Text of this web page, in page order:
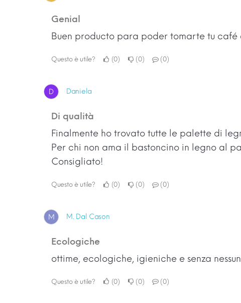
Genial
Buen producto para poder tomarte tu café
Questo è utile? 0 0 0
D Daniela
Di qualità
Finalmente ho trovato tutte le palette di
Per chi non ama il bastoncino in legno al
Consigliato!
Questo è utile? 0 0 0
M M. Dal Cason
ecologiche
ottime, ecologiche, igieniche e senza
Questo è utile? 0 0 0